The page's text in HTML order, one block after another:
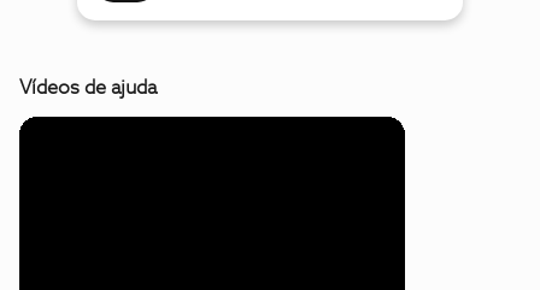
Vídeos de ajuda